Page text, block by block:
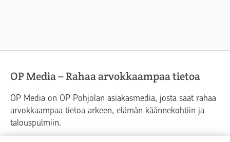
OP Media – Rahaa arvokkaampaa tietoa
OP Media on OP Pohjolan asiakasmedia, josta saat rahaa
arvokkaampaa tietoa arkeen, elämän käännekohtiin ja
talouspulmiin.